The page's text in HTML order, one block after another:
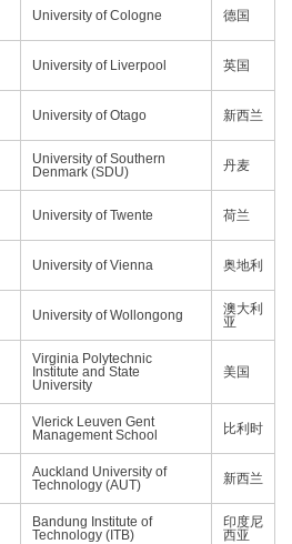
University of Cologne 德国
University of Liverpool 英国
University of Otago 新西兰
University of Southern
Denmark (SDU)
丹麦
University of Twente 荷兰
University of Vienna 奥地利
University of Wollongong
澳大利
亚
Virginia Polytechnic
Institute and State
University
美国
Vlerick Leuven Gent
Management School
比利时
Auckland University of
Technology (AUT)
新西兰
Bandung Institute of
Technology (ITB)
印度尼
西亚